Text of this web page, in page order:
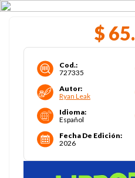
$ 65.
Cod.:
727335
Autor:
Ryan Leak
Idioma:
Español
Fecha De Edición:
2026